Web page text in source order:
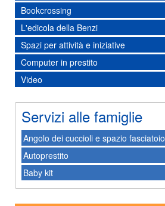
Bookcrossing
L'edicola della Benzi
Spazi per attività e iniziative
Computer in prestito
Video
Servizi alle famiglie
Angolo dei cuccioli e spazio fasciatoio
Autoprestito
Baby kit